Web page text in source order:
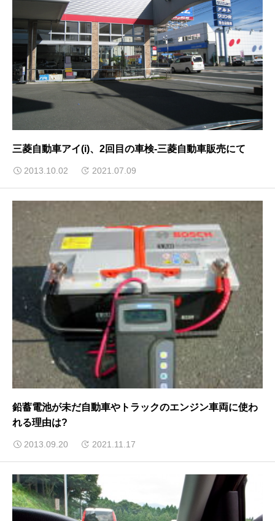
三菱自動車アイ(i)、2回目の車検-三菱自動車販売にて
2013.10.02 2021.07.09
鉛蓄電池が未だ自動車やトラックのエンジン車両に使わ
れる理由は?
2013.09.20 2021.11.17